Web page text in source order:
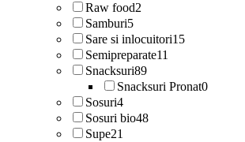
Raw food2
Samburi5
Sare si inlocuitori15
Semipreparate11
Snacksuri89
Snacksuri Pronat0
Sosuri4
Sosuri bio48
Supe21